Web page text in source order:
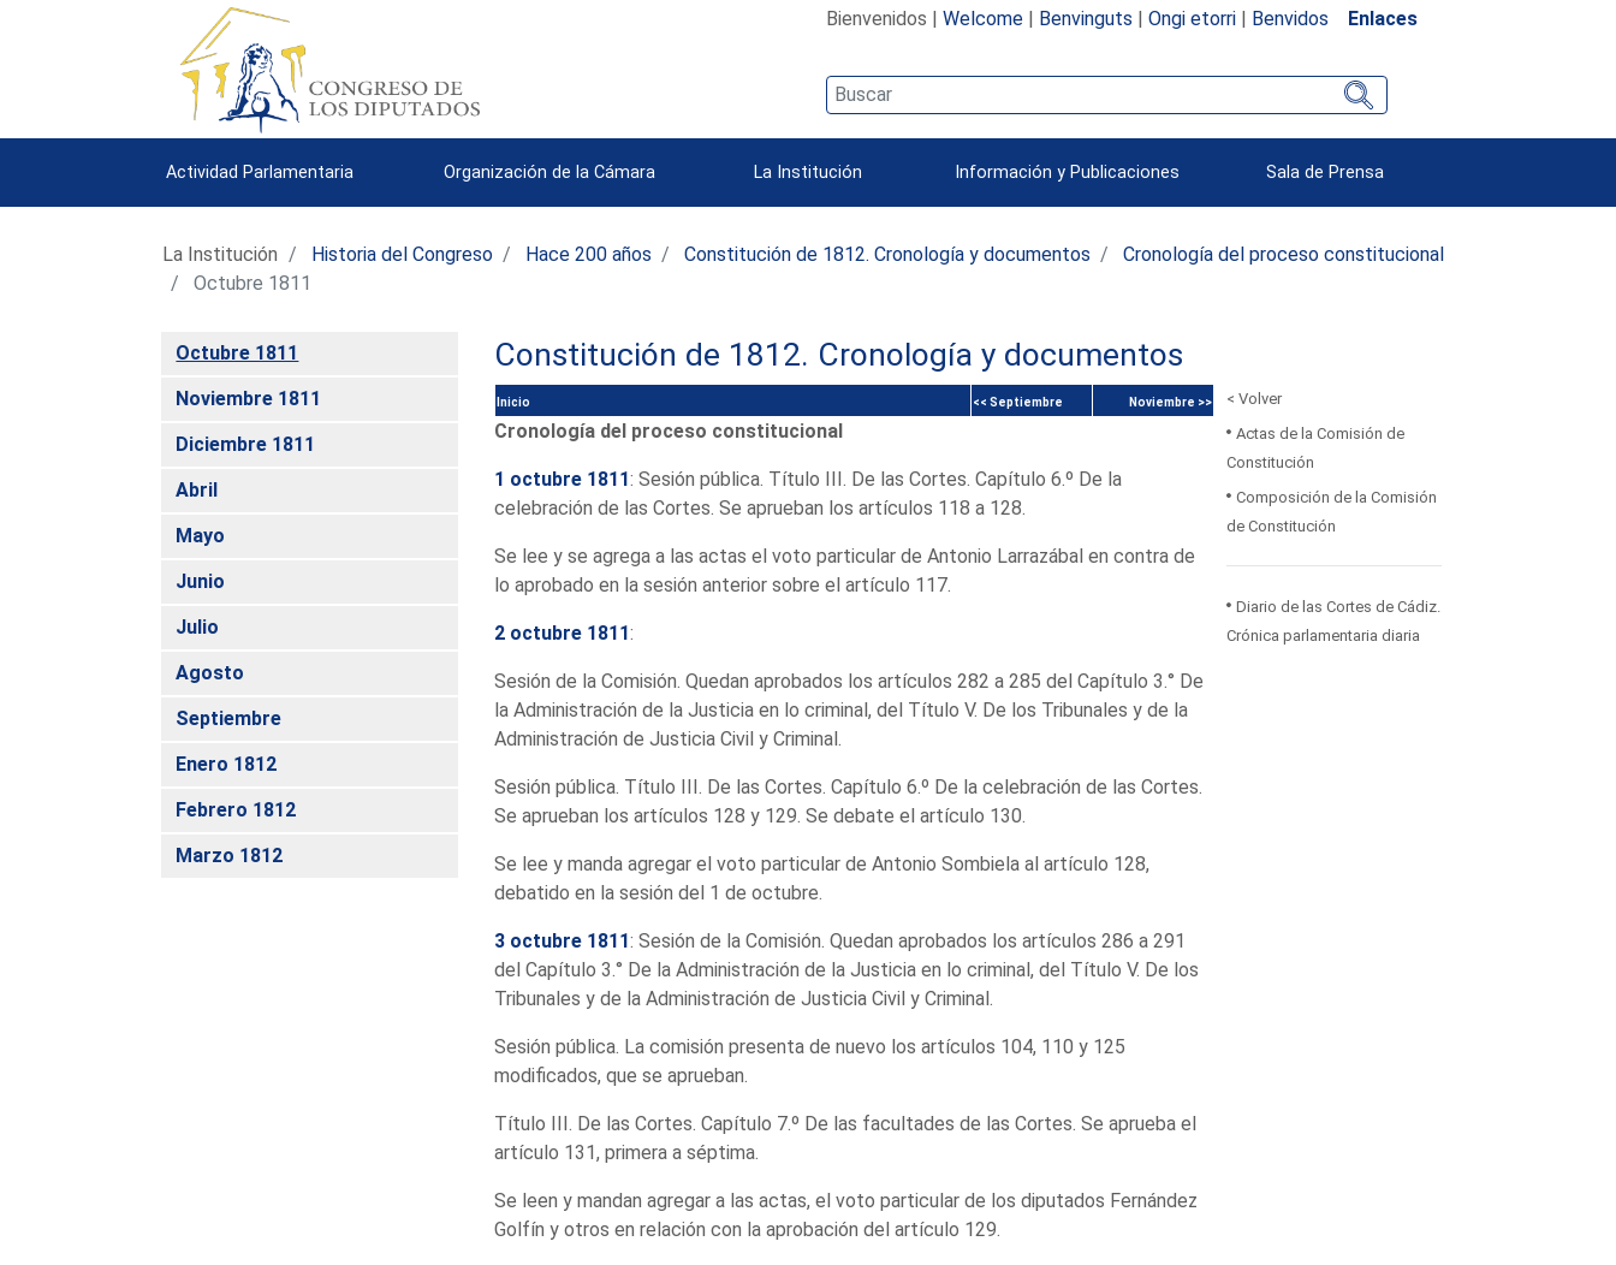
Bienvenidos | Welcome| Benvinguts | Ongi etorri| Benvidos Enlaces
Actividad Parlamentaria Organización de la Cámara La Institución Información y Publicaciones Sala de Prensa
La Institución Historia del Congreso Hace 200 años Constitución de 1812. Cronología y documentos
Cronología del proceso constitucional
Octubre 1811
Octubre 1811
Noviembre 1811
Diciembre 1811
Abril
Mayo
Junio
Julio
Agosto
Septiembre
Enero 1812
Febrero 1812
Marzo 1812
Constitución de 1812. Cronología y documentos
Inicio << Septiembre Noviembre >>
Cronología del proceso constitucional
1 octubre 1811: Sesión pública. Título III. De las Cortes. Capítulo 6.º De la
celebración de las Cortes. Se aprueban los artículos 118 a 128.
Se lee y se agrega a las actas el voto particular de Antonio Larrazábal en contra de
lo aprobado en la sesión anterior sobre el artículo 117.
2 octubre 1811:
Sesión de la Comisión. Quedan aprobados los artículos 282 a 285 del Capítulo 3.° De
la Administración de la Justicia en lo criminal, del Título V. De los Tribunales y de la
Administración de Justicia Civil y Criminal.
Sesión pública. Título III. De las Cortes. Capítulo 6.º De la celebración de las Cortes.
Se aprueban los artículos 128 y 129. Se debate el artículo 130.
Se lee y manda agregar el voto particular de Antonio Sombiela al artículo 128,
debatido en la sesión del 1 de octubre.
3 octubre 1811: Sesión de la Comisión. Quedan aprobados los artículos 286 a 291
del Capítulo 3.° De la Administración de la Justicia en lo criminal, del Título V. De los
Tribunales y de la Administración de Justicia Civil y Criminal.
Sesión pública. La comisión presenta de nuevo los artículos 104, 110 y 125
modificados, que se aprueban.
Título III. De las Cortes. Capítulo 7.º De las facultades de las Cortes. Se aprueba el
artículo 131, primera a séptima.
Se leen y mandan agregar a las actas, el voto particular de los diputados Fernández
Golfín y otros en relación con la aprobación del artículo 129.
< Volver
Actas de la Comisión de
Constitución
Composición de la Comisión
de Constitución
Diario de las Cortes de Cádiz.
Crónica parlamentaria diaria